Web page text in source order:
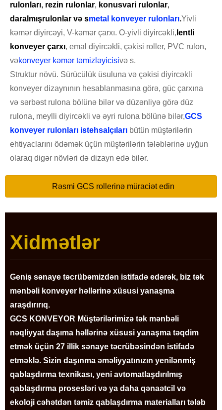
rulonları, rezin rulonlar, konusvari rulonlar,
daralmışrulonlar və smetal konveyer rulonları.Yivli
kəmər diyircəyi, V-kəmər çarxı. O-yivli diyircəkli, lentli
konveyer çarxı, emal diyircəkli, çəkisi roller, PVC rulon,
vəkonveyer kəmər təmizləyicisivə s.
Struktur növü. Sürücülük üsuluna və çəkisi diyircəkli
konveyer dizaynının hesablanmasına görə, güc çarxına
və sərbəst rulona bölünə bilər və düzənliyə görə düz
rulona, ​​meylli diyircəkli və əyri rulona bölünə bilər,GCS
konveyer rulonları istehsalçıları bütün müştərilərin
ehtiyaclarını ödəmək üçün müştərilərin tələblərinə uyğun
olaraq digər növləri də dizayn edə bilər.
Rəsmi GCS rollerinə müraciət edin
Xidmətlər
Geniş sənaye təcrübəmizdən istifadə edərək, biz tək
mənbəli konveyer həllərinə xüsusi yanaşma
araşdırırıq.
GCS KONVEYOR Müştərilərimizə tək mənbəli
nəqliyyat daşıma həllərinə xüsusi yanaşma təqdim
etmək üçün 27 illik sənaye təcrübəsindən istifadə
etməklə. Sizin daşınma əməliyyatınızın yenilənmiş
qablaşdırma texnikası, yeni avtomatlaşdırılmış
qablaşdırma prosesləri və ya daha qənaətcil və
ekoloji cəhətdən təmiz qablaşdırma materialları tələb